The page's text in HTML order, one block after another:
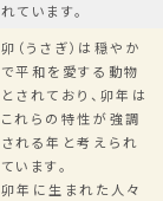
れています。
卯（うさぎ）は穏やか
で平和を愛する動物
とされており、卯年は
これらの特性が強調
される年と考えられ
ています。
卯年に生まれた人々